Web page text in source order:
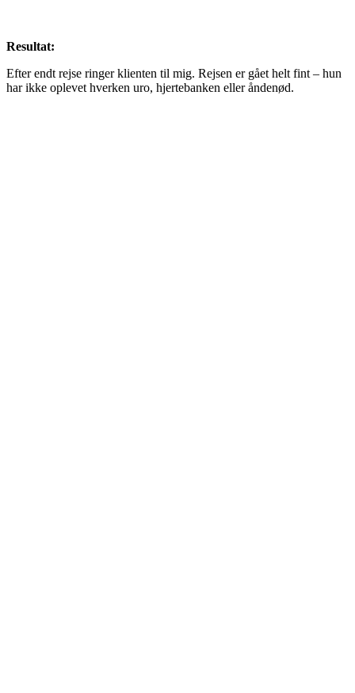
Resultat:
Efter endt rejse ringer klienten til mig. Rejsen er gået helt fint – hun
har ikke oplevet hverken uro, hjertebanken eller åndenød.